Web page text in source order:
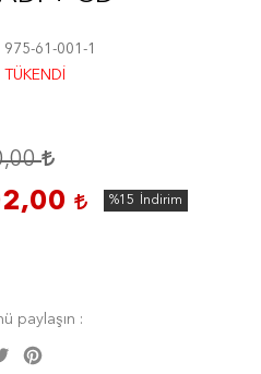
975-61-001-1
TÜKENDİ
%15 İndirim
paylaşın :
Twitter